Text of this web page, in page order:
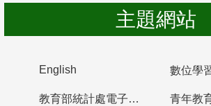
主題網站
English 數位學
教育部統計處電子書櫃